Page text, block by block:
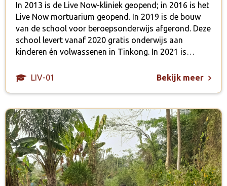
In 2013 is de Live Now-kliniek geopend; in 2016 is het
Live Now mortuarium geopend. In 2019 is de bouw
van de school voor beroepsonderwijs afgerond. Deze
school levert vanaf 2020 gratis onderwijs aan
kinderen én volwassenen in Tinkong. In 2021 is…
LIV-01 Bekijk meer